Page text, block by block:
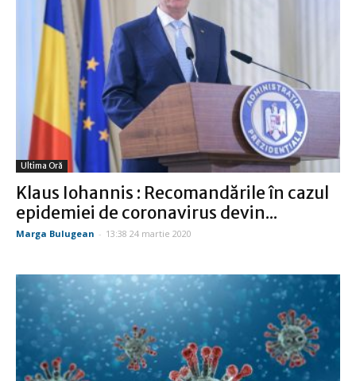
Ultima Oră
Klaus Iohannis : Recomandările în cazul
epidemiei de coronavirus devin...
Marga Bulugean - 13:38 24 martie 2020